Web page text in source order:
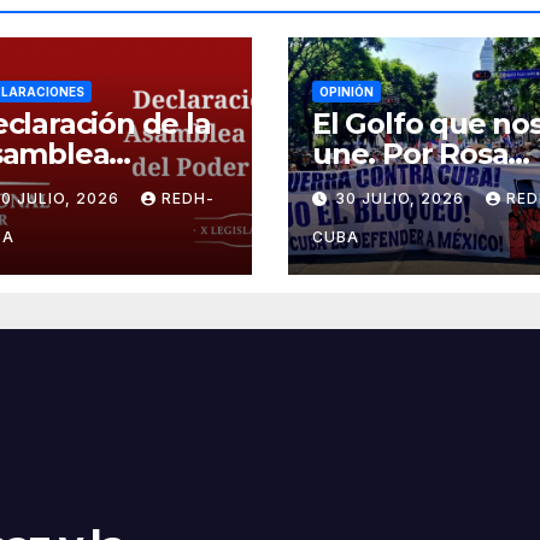
de la
del
Popular,
el cerco
y el
cubano!
JULIO, 2026 REDH-
OPINIÓN
El Golfo que
une. Por Rosa
Miriam Elizalde
30 JULIO, 2026
CUBA